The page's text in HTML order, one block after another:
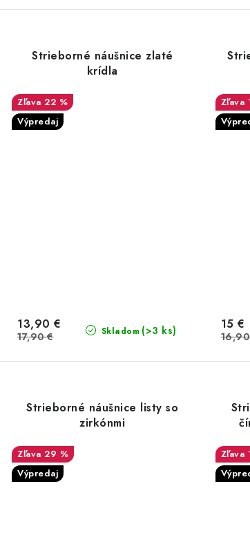
Strieborné náušnice zlaté
krídla
22 %
Výpredaj
Skladom (>3 ks)
13,90 €
17,90 €
15 €
Strieborné náušnice listy so
zirkónmi
29 %
Výpredaj